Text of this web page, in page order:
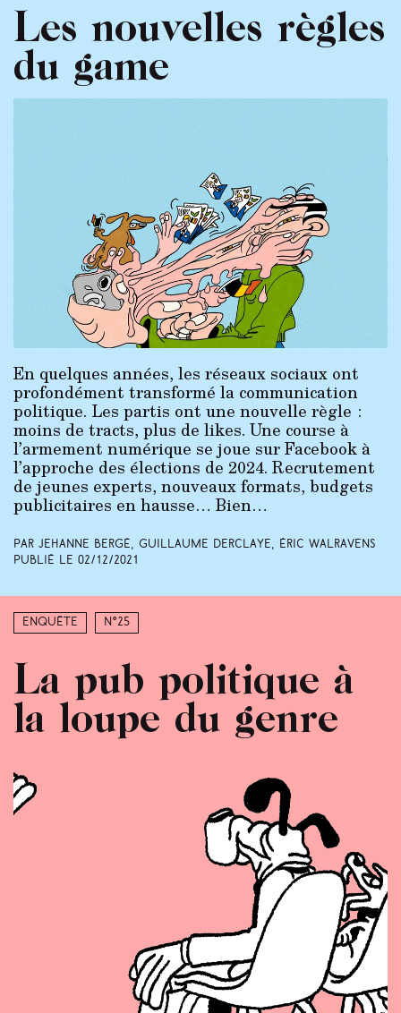
Les nouvelles règles
du game
En quelques années, les réseaux sociaux ont
profondément transformé la communication
politique. Les partis ont une nouvelle règle :
moins de tracts, plus de likes. Une course à
l’armement numérique se joue sur Facebook à
l’approche des élections de 2024. Recrutement
de jeunes experts, nouveaux formats, budgets
publicitaires en hausse… Bien…
Par Jehanne Bergé, Guillaume Derclaye, Éric Walravens
Publié le 02/12/2021
Enquête N°25
La pub politique à
la loupe du genre